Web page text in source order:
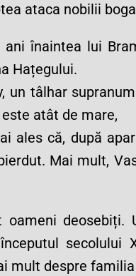
ataca nobilii
înaintea lui
Hațegului.
un tâlhar
atât de mare,
ales că, după
Mai mult,
secolului
mult despre